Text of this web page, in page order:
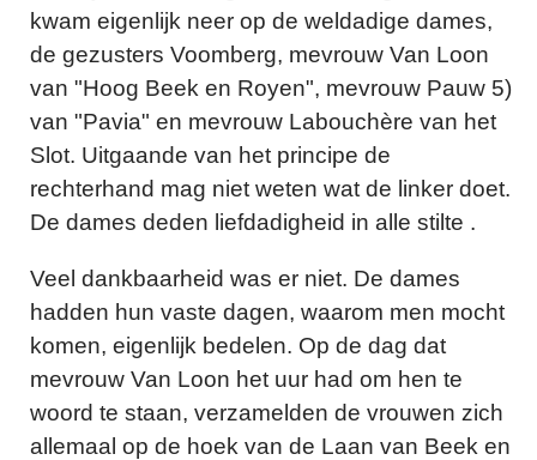
kwam eigenlijk neer op de weldadige dames,
de gezusters Voomberg, mevrouw Van Loon
van "Hoog Beek en Royen", mevrouw Pauw 5)
van "Pavia" en mevrouw Labouchère van het
Slot. Uitgaande van het principe de
rechterhand mag niet weten wat de linker doet.
De dames deden liefdadigheid in alle stilte .
Veel dankbaarheid was er niet. De dames
hadden hun vaste dagen, waarom men mocht
komen, eigenlijk bedelen. Op de dag dat
mevrouw Van Loon het uur had om hen te
woord te staan, verzamelden de vrouwen zich
allemaal op de hoek van de Laan van Beek en